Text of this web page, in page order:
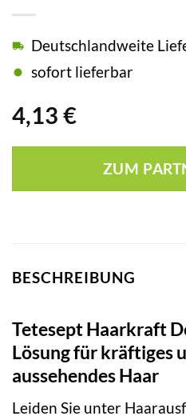
4,13 €
Deutschlandweite
sofort lieferbar
ZUM
BESCHREIBUNG
Tetesept Haarkraft
Lösung für kräftiges
aussehendes Haar
Leiden Sie unter